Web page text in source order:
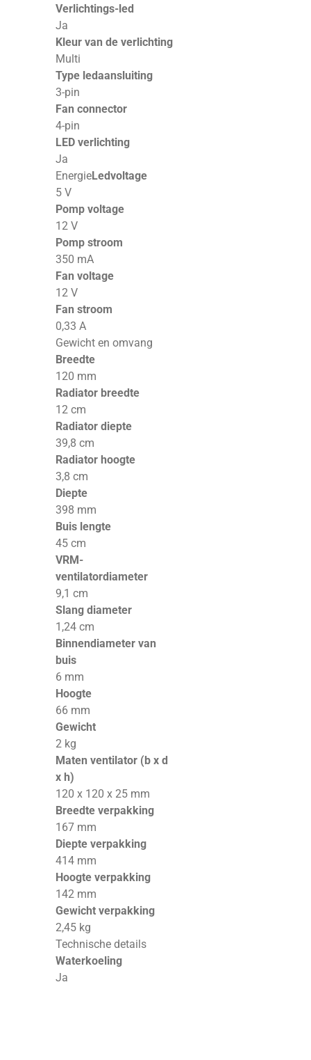
Verlichtings-led
Ja
Kleur van de verlichting
Multi
Type ledaansluiting
3-pin
Fan connector
4-pin
LED verlichting
Ja
EnergieLedvoltage
5 V
Pomp voltage
12 V
Pomp stroom
350 mA
Fan voltage
12 V
Fan stroom
0,33 A
Gewicht en omvang
Breedte
120 mm
Radiator breedte
12 cm
Radiator diepte
39,8 cm
Radiator hoogte
3,8 cm
Diepte
398 mm
Buis lengte
45 cm
VRM-
ventilatordiameter
9,1 cm
Slang diameter
1,24 cm
Binnendiameter van
buis
6 mm
Hoogte
66 mm
Gewicht
2 kg
Maten ventilator (b x d
x h)
120 x 120 x 25 mm
Breedte verpakking
167 mm
Diepte verpakking
414 mm
Hoogte verpakking
142 mm
Gewicht verpakking
2,45 kg
Technische details
Waterkoeling
Ja